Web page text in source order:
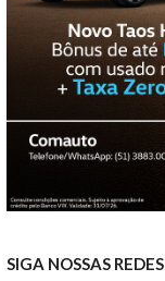
SIGA NOSSAS REDES